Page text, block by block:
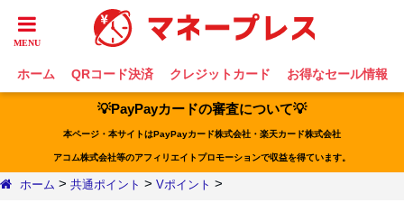
ホーム QRコード決済 クレジットカード お得なセール情報
💡PayPayカードの審査について💡
本ページ・本サイトはPayPayカード株式会社・楽天カード株式会社
アコム株式会社等のアフィリエイトプロモーションで収益を得ています。
ホーム > 共通ポイント > Vポイント >